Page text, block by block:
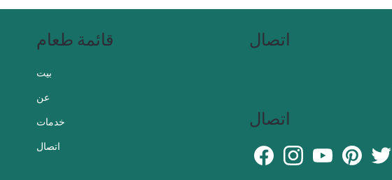
قائمة طعام
بيت
عن
خدمات
اتصال
اتصال
اتصال